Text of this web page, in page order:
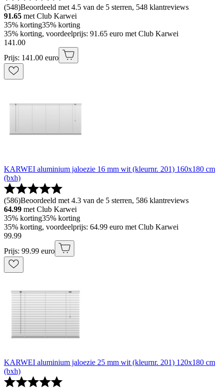
(548)Beoordeeld met 4.5 van de 5 sterren, 548 klantreviews
91.65 met Club Karwei
35% korting35% korting
35% korting, voordeelprijs: 91.65 euro met Club Karwei
141.00
Prijs: 141.00 euro
KARWEI aluminium jaloezie 16 mm wit (kleurnr. 201) 160x180 cm
(bxh)
(586)Beoordeeld met 4.3 van de 5 sterren, 586 klantreviews
64.99 met Club Karwei
35% korting35% korting
35% korting, voordeelprijs: 64.99 euro met Club Karwei
99.99
Prijs: 99.99 euro
KARWEI aluminium jaloezie 25 mm wit (kleurnr. 201) 120x180 cm
(bxh)